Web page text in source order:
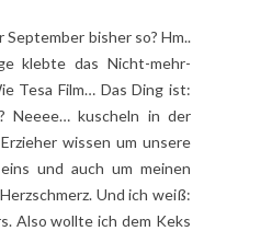
September bisher so? Hm..
klebte das Nicht-mehr-
Tesa Film… Das Ding ist:
Neeee… kuscheln in der
wissen um unsere
und auch um meinen
Und ich weiß:
Also wollte ich dem Keks